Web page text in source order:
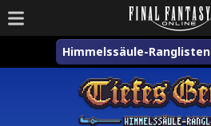
Himmelssäule-Ranglisten